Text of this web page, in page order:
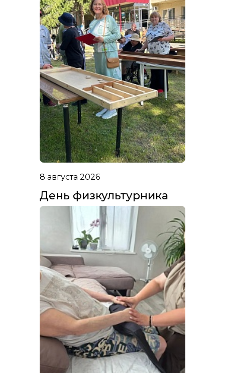
8 августа 2026
День физкультурника